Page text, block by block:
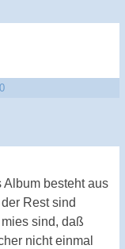
0
besteht aus
Rest sind
sind, daß
nicht einmal